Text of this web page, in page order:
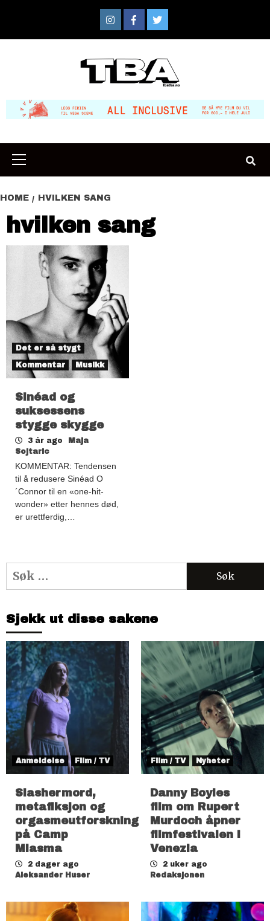
content
InstagramFacebook
Twitter
Primary
Menu
HOME HVILKEN SANG
hvilken sang
Det er så stygt
Kommentar
Musikk
Sinéad og
suksessens
stygge skygge
3 år ago
Maja
Sojtaric
KOMMENTAR: Tendensen
til å redusere Sinéad O
´Connor til en «one-hit-
wonder» etter hennes død,
er urettferdig,…
Søk
etter:
Sjekk ut disse sakene
Anmeldelse Film / TV
Slashermord,
metafiksjon og
orgasmeutforskning
på Camp
Miasma
2 dager ago
Aleksander Huser
Film / TV Nyheter
Danny Boyles
film om Rupert
Murdoch åpner
filmfestivalen i
Venezia
2 uker ago
Redaksjonen